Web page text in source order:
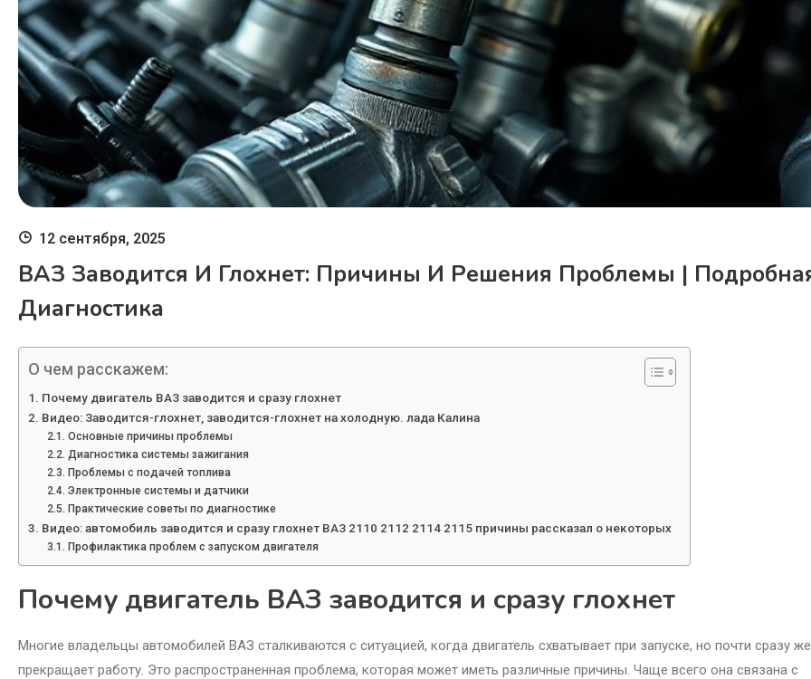
12 сентября, 2025
ВАЗ Заводится И Глохнет: Причины И Решения Проблемы |
Диагностика
О чем расскажем:
Почему двигатель ВАЗ заводится и сразу глохнет
Видео: Заводится-глохнет, заводится-глохнет на холодную. лада Калина
Основные причины проблемы
Диагностика системы зажигания
Проблемы с подачей топлива
Электронные системы и датчики
Практические советы по диагностике
Видео: автомобиль заводится и сразу глохнет ВАЗ 2110 2112 2114 2115 причины рассказал о некоторых
Профилактика проблем с запуском двигателя
Почему двигатель ВАЗ заводится и сразу глохнет
Многие владельцы автомобилей ВАЗ сталкиваются с ситуацией, когда двигатель схватывает при запуске, но почти сразу же
прекращает работу. Это распространенная проблема, которая может иметь различные причины. Чаще всего она связана с